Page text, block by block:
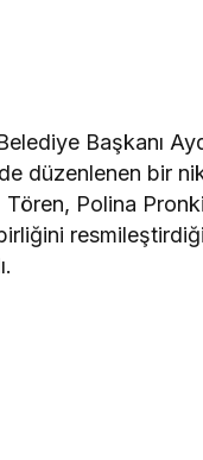
Başkanı
düzenlenen bir
Tören, Polina